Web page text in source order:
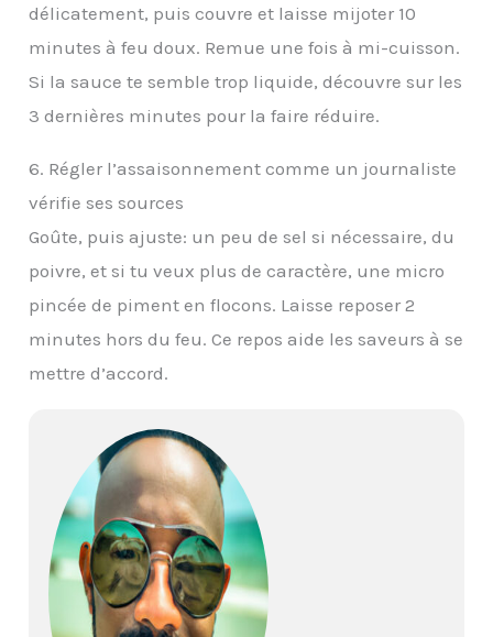
délicatement, puis couvre et laisse mijoter 10
minutes à feu doux. Remue une fois à mi-cuisson.
Si la sauce te semble trop liquide, découvre sur les
3 dernières minutes pour la faire réduire.
6. Régler l’assaisonnement comme un journaliste
vérifie ses sources
Goûte, puis ajuste: un peu de sel si nécessaire, du
poivre, et si tu veux plus de caractère, une micro
pincée de piment en flocons. Laisse reposer 2
minutes hors du feu. Ce repos aide les saveurs à se
mettre d’accord.